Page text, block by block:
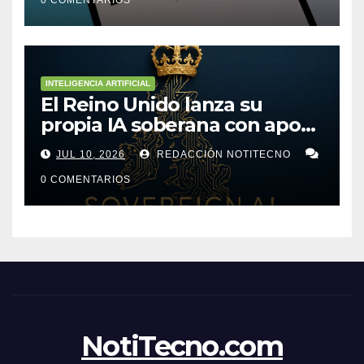
INTELIGENCIA ARTIFICIAL
El Reino Unido lanza su
propia IA soberana con apoyo
de bancos líderes
JUL 10, 2026 REDACCIÓN NOTITECNO
0 COMENTARIOS
NotiTecno.com